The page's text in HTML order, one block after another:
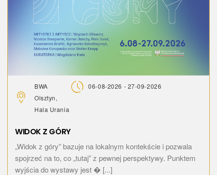
BWA
Olsztyn,
Hala Urania
06-08-2026 - 27-09-2026
WIDOK Z GÓRY
„Widok z góry” bazuje na lokalnym kontekście i pozwala
spojrzeć na to, co „tutaj” z pewnej perspektywy. Punktem
wyjścia do wystawy jest � [...]